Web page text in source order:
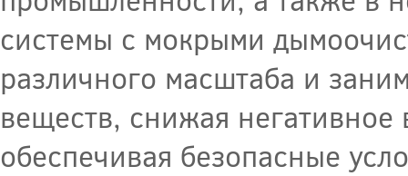
системы с мокрыми
различного масштаба и
веществ, снижая
обеспечивая безопасные